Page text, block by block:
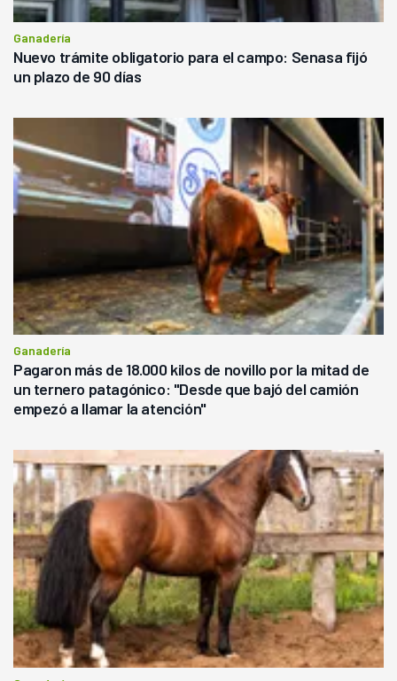
Ganadería
Nuevo trámite obligatorio para el campo: Senasa fijó
un plazo de 90 días
Ganadería
Pagaron más de 18.000 kilos de novillo por la mitad de
un ternero patagónico: "Desde que bajó del camión
empezó a llamar la atención"